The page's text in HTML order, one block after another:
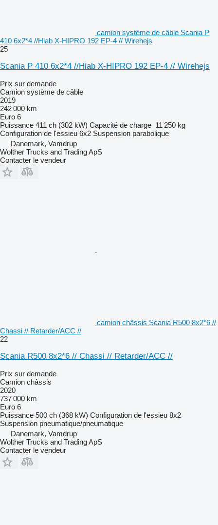
camion système de câble Scania P
410 6x2*4 //Hiab X-HIPRO 192 EP-4 // Wirehejs
25
Scania P 410 6x2*4 //Hiab X-HIPRO 192 EP-4 // Wirehejs
Prix sur demande
Camion système de câble
2019
242 000 km
Euro 6
Puissance 411 ch (302 kW) Capacité de charge 11 250 kg
Configuration de l'essieu 6x2 Suspension parabolique
Danemark, Vamdrup
Wolther Trucks and Trading ApS
Contacter le vendeur
camion châssis Scania R500 8x2*6 //
Chassi // Retarder/ACC //
22
Scania R500 8x2*6 // Chassi // Retarder/ACC //
Prix sur demande
Camion châssis
2020
737 000 km
Euro 6
Puissance 500 ch (368 kW) Configuration de l'essieu 8x2
Suspension pneumatique/pneumatique
Danemark, Vamdrup
Wolther Trucks and Trading ApS
Contacter le vendeur